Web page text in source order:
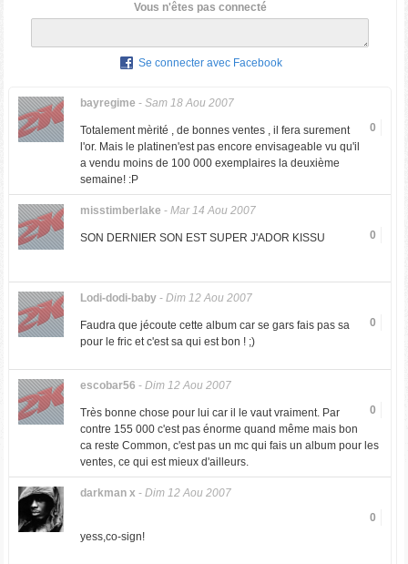
Vous n'êtes pas connecté
Se connecter avec Facebook
bayregime - Sam 18 Aou 2007
0
Totalement mèrité , de bonnes ventes , il fera surement
l'or. Mais le platinen'est pas encore envisageable vu qu'il
a vendu moins de 100 000 exemplaires la deuxième
semaine! :P
misstimberlake - Mar 14 Aou 2007
0
SON DERNIER SON EST SUPER J'ADOR KISSU
Lodi-dodi-baby- Dim 12 Aou 2007
0
Faudra que jécoute cette album car se gars fais pas sa
pour le fric et c'est sa qui est bon ! ;)
escobar56 - Dim 12 Aou 2007
0
Très bonne chose pour lui car il le vaut vraiment. Par
contre 155 000 c'est pas énorme quand même mais bon
ca reste Common, c'est pas un mc qui fais un album pour les
ventes, ce qui est mieux d'ailleurs.
darkman x - Dim 12 Aou 2007
0
yess,co-sign!